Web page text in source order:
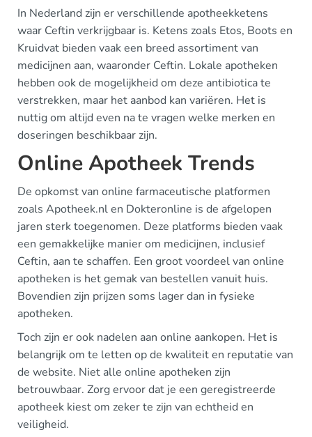
In Nederland zijn er verschillende apotheekketens
waar Ceftin verkrijgbaar is. Ketens zoals Etos, Boots en
Kruidvat bieden vaak een breed assortiment van
medicijnen aan, waaronder Ceftin. Lokale apotheken
hebben ook de mogelijkheid om deze antibiotica te
verstrekken, maar het aanbod kan variëren. Het is
nuttig om altijd even na te vragen welke merken en
doseringen beschikbaar zijn.
Online Apotheek Trends
De opkomst van online farmaceutische platformen
zoals Apotheek.nl en Dokteronline is de afgelopen
jaren sterk toegenomen. Deze platforms bieden vaak
een gemakkelijke manier om medicijnen, inclusief
Ceftin, aan te schaffen. Een groot voordeel van online
apotheken is het gemak van bestellen vanuit huis.
Bovendien zijn prijzen soms lager dan in fysieke
apotheken.
Toch zijn er ook nadelen aan online aankopen. Het is
belangrijk om te letten op de kwaliteit en reputatie van
de website. Niet alle online apotheken zijn
betrouwbaar. Zorg ervoor dat je een geregistreerde
apotheek kiest om zeker te zijn van echtheid en
veiligheid.